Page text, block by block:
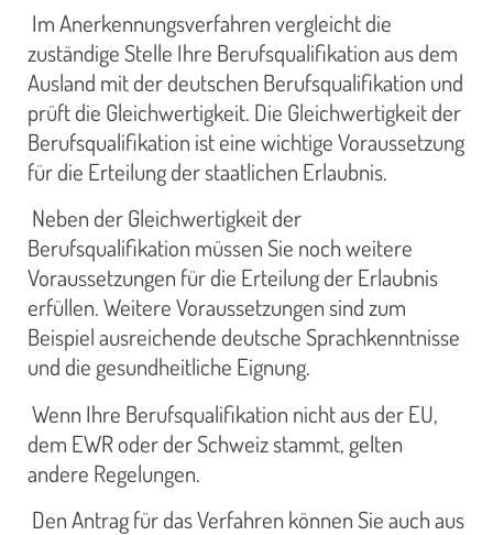
Im Anerkennungsverfahren vergleicht die
zuständige Stelle Ihre Berufsqualifikation aus dem
Ausland mit der deutschen Berufsqualifikation und
prüft die Gleichwertigkeit. Die Gleichwertigkeit der
Berufsqualifikation ist eine wichtige Voraussetzung
für die Erteilung der staatlichen Erlaubnis.
Neben der Gleichwertigkeit der
Berufsqualifikation müssen Sie noch weitere
Voraussetzungen für die Erteilung der Erlaubnis
erfüllen. Weitere Voraussetzungen sind zum
Beispiel ausreichende deutsche Sprachkenntnisse
und die gesundheitliche Eignung.
Wenn Ihre Berufsqualifikation nicht aus der EU,
dem EWR oder der Schweiz stammt, gelten
andere Regelungen.
Den Antrag für das Verfahren können Sie auch aus